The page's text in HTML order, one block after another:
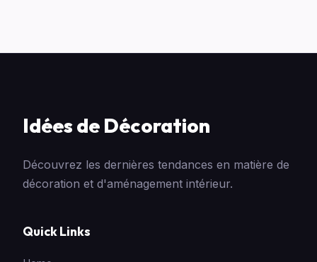
Idées de Décoration
Découvrez les dernières tendances en matière de
décoration et d'aménagement intérieur.
Quick Links